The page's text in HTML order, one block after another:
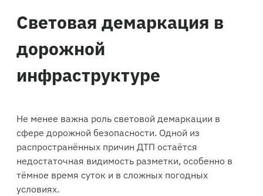
Световая демаркация в
дорожной
инфраструктуре
Не менее важна роль световой демаркации в
сфере дорожной безопасности. Одной из
распространённых причин ДТП остаётся
недостаточная видимость разметки, особенно в
тёмное время суток и в сложных погодных
условиях.